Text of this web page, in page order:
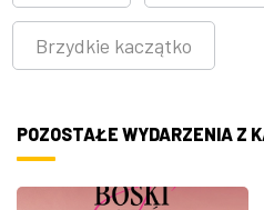
Brzydkie kaczątko
POZOSTAŁE WYDARZENIA Z